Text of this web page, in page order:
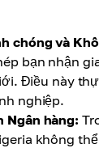
chóng và
bạn nhận
Điều này
nghiệp.
Ngân hàng:
không